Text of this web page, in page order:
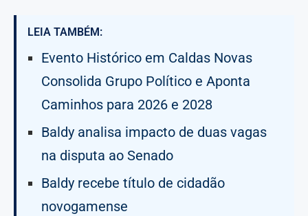
LEIA TAMBÉM:
Evento Histórico em Caldas Novas
Consolida Grupo Político e Aponta
Caminhos para 2026 e 2028
Baldy analisa impacto de duas vagas
na disputa ao Senado
Baldy recebe título de cidadão
novogamense